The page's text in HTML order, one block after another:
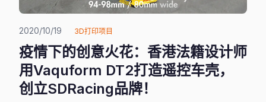
2020/10/19 3D打印项目
疫情下的创意火花：香港法籍设计师
用Vaquform DT2打造遥控车壳，
创立SDRacing品牌！